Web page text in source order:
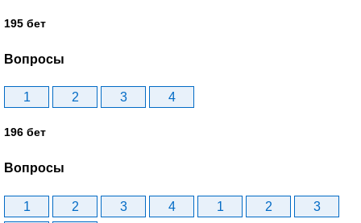
195 бет
Вопросы
1 2 3 4
196 бет
Вопросы
1 2 3 4 1 2
3